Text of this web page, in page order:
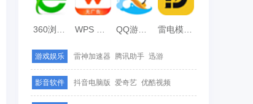
雷电模拟器
游戏娱乐 雷神加速器 腾讯助手 迅游
影音软件 抖音电脑版 爱奇艺 优酷视频